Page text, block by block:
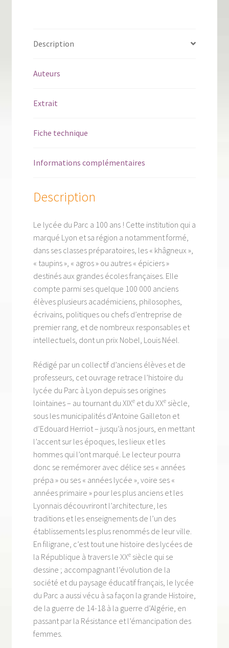
Description
Auteurs
Extrait
Fiche technique
Informations complémentaires
Description
Le lycée du Parc a 100 ans ! Cette institution qui a
marqué Lyon et sa région a notamment formé,
dans ses classes préparatoires, les « khâgneux »,
« taupins », « agros » ou autres « épiciers »
destinés aux grandes écoles françaises. Elle
compte parmi ses quelque 100 000 anciens
élèves plusieurs académiciens, philosophes,
écrivains, politiques ou chefs d’entreprise de
premier rang, et de nombreux responsables et
intellectuels, dont un prix Nobel, Louis Néel.
Rédigé par un collectif d’anciens élèves et de
professeurs, cet ouvrage retrace l’histoire du
lycée du Parc à Lyon depuis ses origines
lointaines – au tournant du XIXeet du XXesiècle,
sous les municipalités d’Antoine Gailleton et
d’Edouard Herriot – jusqu’à nos jours, en mettant
l’accent sur les époques, les lieux et les
hommes qui l’ont marqué. Le lecteur pourra
donc se remémorer avec délice ses « années
prépa » ou ses « années lycée », voire ses «
années primaire » pour les plus anciens et les
Lyonnais découvriront l’architecture, les
traditions et les enseignements de l’un des
établissements les plus renommés de leur ville.
En filigrane, c’est tout une histoire des lycées de
la République à travers le XXesiècle qui se
dessine ; accompagnant l’évolution de la
société et du paysage éducatif français, le lycée
du Parc a aussi vécu à sa façon la grande Histoire,
de la guerre de 14-18 à la guerre d’Algérie, en
passant par la Résistance et l’émancipation des
femmes.